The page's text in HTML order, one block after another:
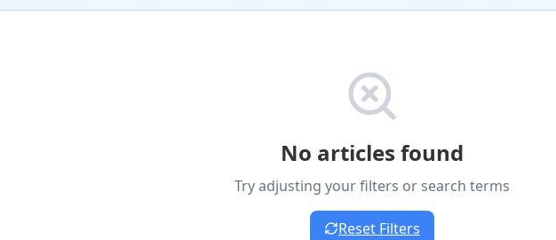
No articles found
Try adjusting your filters or search terms
Reset Filters